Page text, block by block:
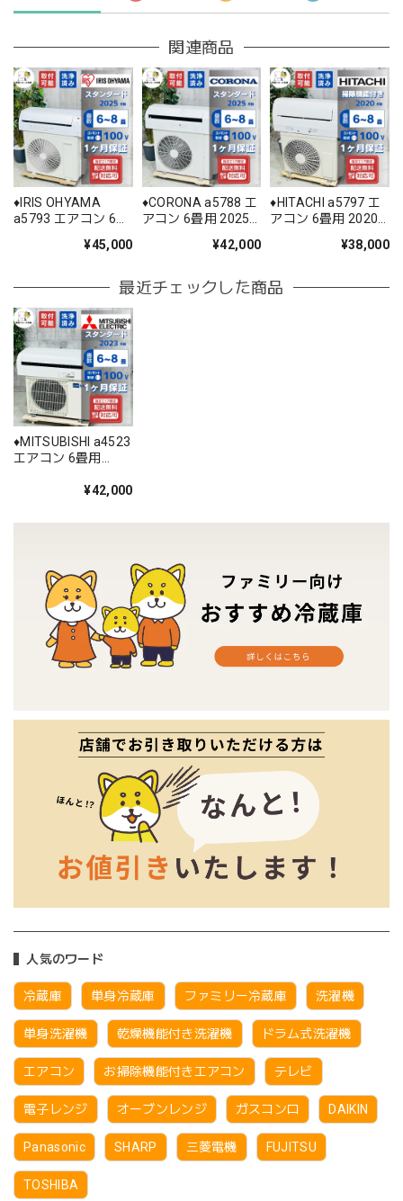
人気のワード
冷蔵庫 単身冷蔵庫 ファミリー冷蔵庫 洗濯機
単身洗濯機 乾燥機能付き洗濯機 ドラム式洗濯機
エアコン お掃除機能付きエアコン テレビ
電子レンジ オーブンレンジ ガスコンロ DAIKIN
Panasonic SHARP 三菱電機 FUJITSU
TOSHIBA
関連商品
♦️IRIS OHYAMA
a5793 エアコン 6畳
¥45,000
♦️CORONA a5788 エ
アコン 6畳用 2025
¥42,000
♦️HITACHI a5797 エ
アコン 6畳用 2020
¥38,000
最近チェックした商品
♦️MITSUBISHI a4523
エアコン 6畳用
¥42,000